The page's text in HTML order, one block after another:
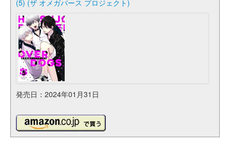
(5) (ザ オメガバース プロジェクト)
発売日：2024年01月31日